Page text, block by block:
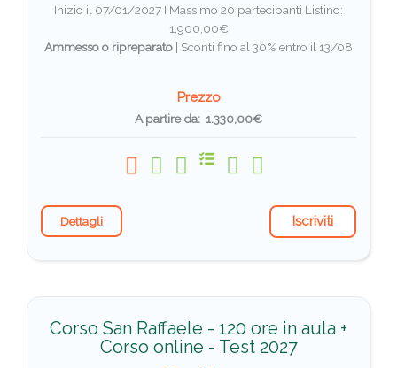
Inizio il 07/01/2027 I Massimo 20 partecipanti Listino:
1.900,00€
Ammesso o ripreparato | Sconti fino al 30% entro il 13/08
Prezzo
A partire da: 1.330,00€
Dettagli Iscriviti
Corso San Raffaele - 120 ore in aula +
Corso online - Test 2027